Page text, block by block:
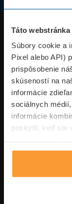
Táto
Súbory cookie a
Pixel alebo API)
prispôsobenie
skúseností na
informácie
sociálnych
informácie
poskytli, keď ste
Produkty
Informácie
Typy poistení